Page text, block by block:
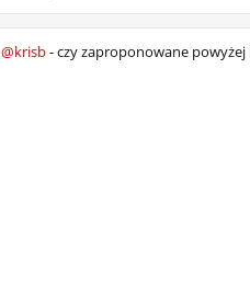
@krisb- czy zaproponowane powyżej